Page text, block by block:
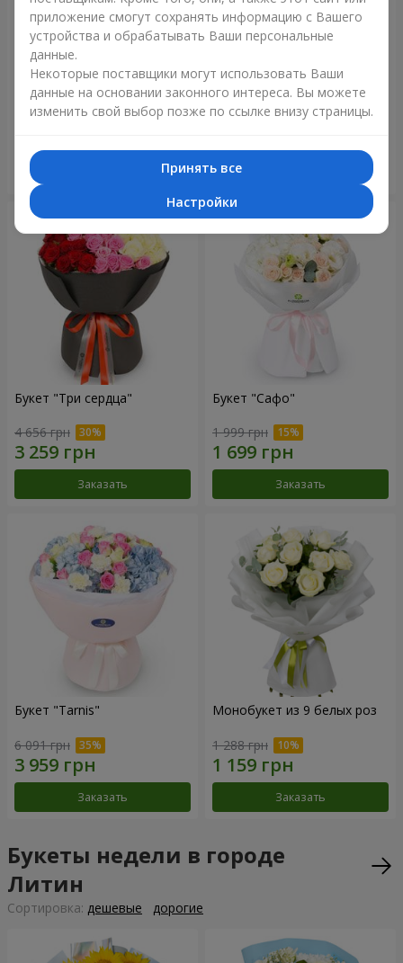
Букет "Reverence"
2 265 грн
Букет "Голубая сказка"
5 227 грн
Букет "Три сердца"
4 656 грн
Заказать
Букет "Сафо"
1 999 грн
Заказать
Букет "Tarnis"
6 091 грн
Заказать
Монобукет из 9 белых роз
1 288 грн
Заказать
Букеты недели в городе
Литин
Cортировка: дешевые дорогие
приложение смогут сохранять информацию с Вашего
устройства и обрабатывать Ваши персональные
данные.
Некоторые поставщики могут использовать Ваши
данные на основании законного интереса. Вы можете
изменить свой выбор позже по ссылке внизу страницы.
Принять все
Настройки